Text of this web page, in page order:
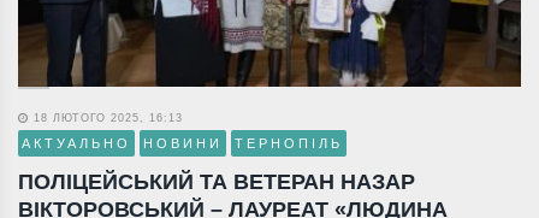
18 ЛЮТОГО 2025, 16:13
АКТУАЛЬНО НОВИНИ ТЕРНОПІЛЬ
ПОЛІЦЕЙСЬКИЙ ТА ВЕТЕРАН НАЗАР
ВІКТОРОВСЬКИЙ – ЛАУРЕАТ «ЛЮДИНА